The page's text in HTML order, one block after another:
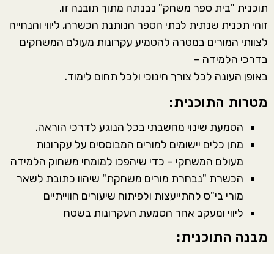
תוכנית "בית ספר משחק" נבנתה מתוך תובנה זו.
זוהי תכנית שנתית לבתי הספר הנותנת הכשרה, ליווי והנחייה
לצוותי המורים במטרה להטמיע עקרונות מעולם המשחקים
בדרכי הלמידה –
באופן העונה לכל צורך חינוכי ולכל תחום לימוד.
מטרות התוכנית:
הטמעת שינוי מחשבתי בכל הנוגע לדרכי הוראה.
מתן כלים יישומים למורים המבוססים על עקרונות
מעולם המשחקי – כדי שיהפכו למומחי משחוק הלמידה
הכשרת "נבחרת מורים משחקת" שיהוו כתובת לשאר
מורי בי"ס להתייעצות ולפיתוח שיעורים חווייתיים
ליווי ומעקב אחר הטמעת העקרונות בשטח
מבנה התוכנית: